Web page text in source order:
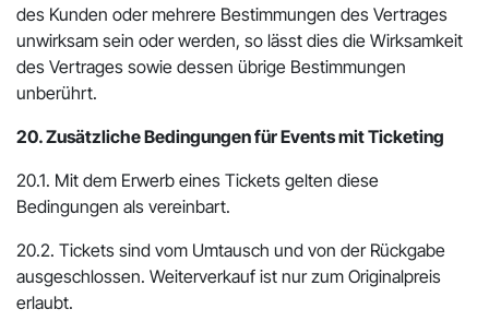
des Kunden oder mehrere Bestimmungen des Vertrages
unwirksam sein oder werden, so lässt dies die Wirksamkeit
des Vertrages sowie dessen übrige Bestimmungen
unberührt.
20. Zusätzliche Bedingungen für Events mit Ticketing
20.1. Mit dem Erwerb eines Tickets gelten diese
Bedingungen als vereinbart.
20.2. Tickets sind vom Umtausch und von der Rückgabe
ausgeschlossen. Weiterverkauf ist nur zum Originalpreis
erlaubt.